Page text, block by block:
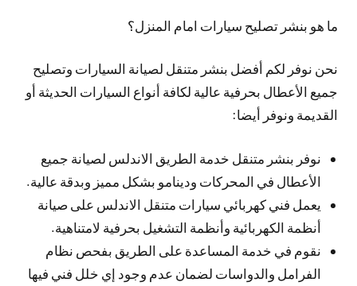
ما هو بنشر تصليح سيارات امام المنزل؟
نحن نوفر لكم أفضل بنشر متنقل لصيانة السيارات وتصليح
جميع الأعطال بحرفية عالية لكافة أنواع السيارات الحديثة أو
القديمة ونوفر أيضا:
نوفر بنشر متنقل خدمة الطريق الاندلس لصيانة جميع
الأعطال في المحركات ودينامو بشكل مميز وبدقة عالية.
يعمل فني كهربائي سيارات متنقل الاندلس على صيانة
أنظمة الكهربائية وأنظمة التشغيل بحرفية لامتناهية.
نقوم في خدمة المساعدة على الطريق بفحص نظام
الفرامل والدواسات لضمان عدم وجود إي خلل فني فيها